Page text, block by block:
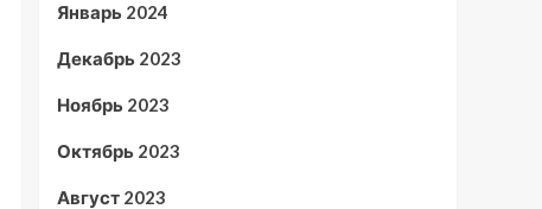
Январь 2024
Декабрь 2023
Ноябрь 2023
Октябрь 2023
Август 2023